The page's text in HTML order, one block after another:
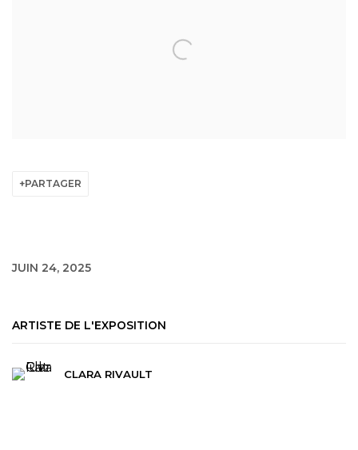
PARTAGER
JUIN 24, 2025
ARTISTE DE L'EXPOSITION
CLARA RIVAULT